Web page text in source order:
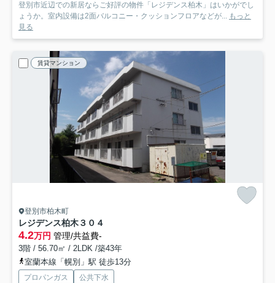
登別市近辺での新居ならご好評の物件「レジデンス柏木」はいかがでし
ょうか。室内設備は2面バルコニー・クッションフロアなどが... もっと
見る
賃貸マンション
登別市柏木町
レジデンス柏木３０４
4.2万円 管理/共益費-
3階 / 56.70㎡ / 2LDK /築43年
室蘭本線「幌別」駅 徒歩13分
プロパンガス
公共下水